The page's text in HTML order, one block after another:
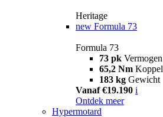
Heritage
new Formula 73
Formula 73
73 pk Vermogen
65,2 Nm Koppel
183 kg Gewicht
Vanaf €19.190 i
Ontdek meer
Hypermotard